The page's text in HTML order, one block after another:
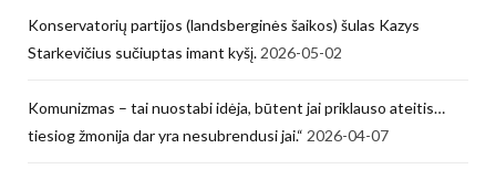
Konservatorių partijos (landsberginės šaikos) šulas Kazys
Starkevičius sučiuptas imant kyšį.2026-05-02
Komunizmas – tai nuostabi idėja, būtent jai priklauso ateitis…
tiesiog žmonija dar yra nesubrendusi jai.“ 2026-04-07